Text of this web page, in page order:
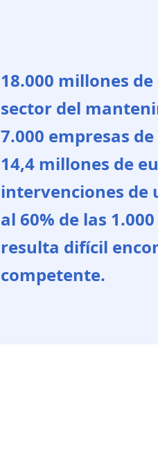
18.000 millones
sector del
7.000 empresas
14,4 millones de
intervenciones de
al 60% de las
resulta difícil
competente.